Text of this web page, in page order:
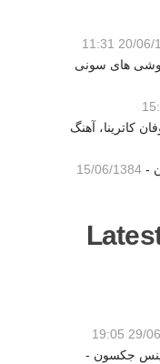
20/06/
های سونی
كاترينا، آهنگ
-
15/06/1384
29/06/
جکسون -